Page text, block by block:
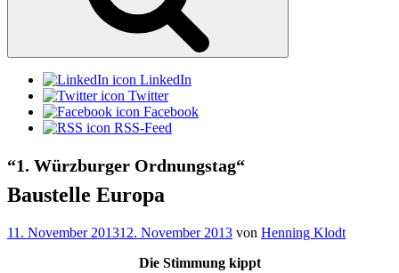
LinkedIn
Twitter
Facebook
RSS-Feed
“1. Würzburger Ordnungstag“
Baustelle Europa
Veröffentlicht
11. November 201312. November 2013 von Henning Klodt
Die Stimmung kippt